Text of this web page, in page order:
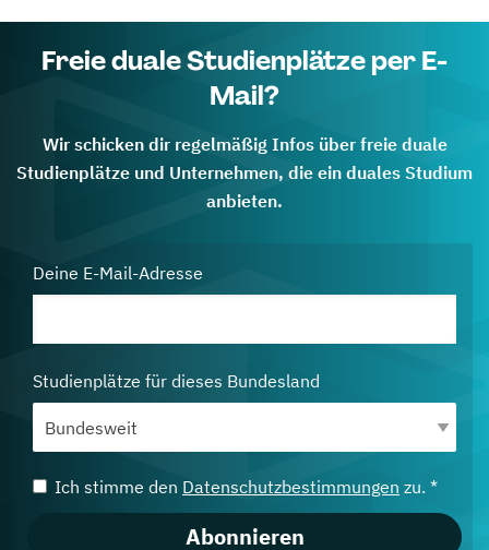
Freie duale Studienplätze per E-
Mail?
Wir schicken dir regelmäßig Infos über freie duale
Studienplätze und Unternehmen, die ein duales Studium
anbieten.
Deine E-Mail-Adresse
Studienplätze für dieses Bundesland
Ich stimme den Datenschutzbestimmungen zu. *
Abonnieren